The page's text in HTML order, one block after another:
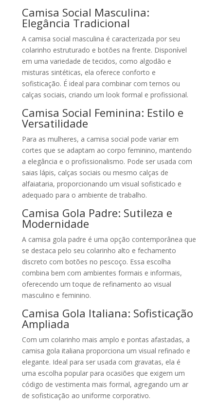
Camisa Social Masculina:
Elegância Tradicional
A camisa social masculina é caracterizada por seu
colarinho estruturado e botões na frente. Disponível
em uma variedade de tecidos, como algodão e
misturas sintéticas, ela oferece conforto e
sofisticação. É ideal para combinar com ternos ou
calças sociais, criando um look formal e profissional.
Camisa Social Feminina: Estilo e
Versatilidade
Para as mulheres, a camisa social pode variar em
cortes que se adaptam ao corpo feminino, mantendo
a elegância e o profissionalismo. Pode ser usada com
saias lápis, calças sociais ou mesmo calças de
alfaiataria, proporcionando um visual sofisticado e
adequado para o ambiente de trabalho.
Camisa Gola Padre: Sutileza e
Modernidade
A camisa gola padre é uma opção contemporânea que
se destaca pelo seu colarinho alto e fechamento
discreto com botões no pescoço. Essa escolha
combina bem com ambientes formais e informais,
oferecendo um toque de refinamento ao visual
masculino e feminino.
Camisa Gola Italiana: Sofisticação
Ampliada
Com um colarinho mais amplo e pontas afastadas, a
camisa gola italiana proporciona um visual refinado e
elegante. Ideal para ser usada com gravatas, ela é
uma escolha popular para ocasiões que exigem um
código de vestimenta mais formal, agregando um ar
de sofisticação ao uniforme corporativo.